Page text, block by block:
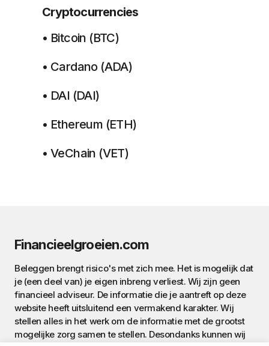
Cryptocurrencies
• Bitcoin (BTC)
• Cardano (ADA)
• DAI (DAI)
• Ethereum (ETH)
• VeChain (VET)
Financieelgroeien.com
Beleggen brengt risico's met zich mee. Het is mogelijk dat
je (een deel van) je eigen inbreng verliest. Wij zijn geen
financieel adviseur. De informatie die je aantreft op deze
website heeft uitsluitend een vermakend karakter. Wij
stellen alles in het werk om de informatie met de grootst
mogelijke zorg samen te stellen. Desondanks kunnen wij